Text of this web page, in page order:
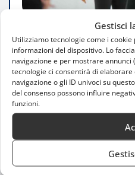
Gestisci
Utilizziamo tecnologie come i
informazioni del dispositivo. Lo
navigazione e per mostrare annunci
tecnologie ci consentirà di
navigazione o gli ID univoci su
del consenso possono influire
funzioni.
ATTUALITÀ
Synchro9 guarda
Gilardi porta
Shivers a Bangkok